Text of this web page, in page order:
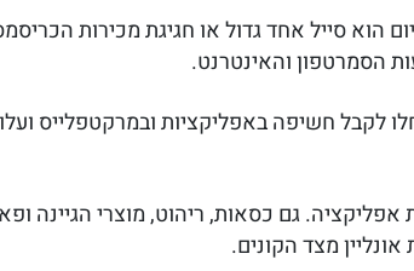
הוא סייל אחד גדול או חגיגת מכירות
הסמרטפון והאינטרנט.
לקבל חשיפה באפליקציות ובמרקטפלייס
גם כסאות, ריהוט, מוצרי הגיינה
מצד הקונים.